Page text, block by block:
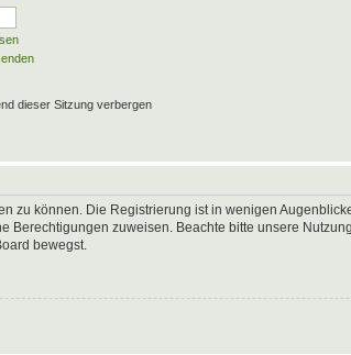
dieser Sitzung verbergen
zu können. Die Registrierung ist in wenigen
Berechtigungen zuweisen. Beachte bitte unsere
bewegst.